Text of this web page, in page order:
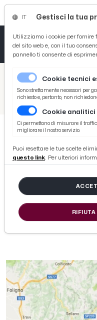
/
Terremoto, sciame sismico
Terremoto,
tregua.
pranzo
di Redazione Picenotime
Gestisci la tua
Utilizziamo i cookie per
del sito web e, con il tuo
pannello ti consente di
Cookie tecnici
Sono strettamente necessari per
richiesto e, pertanto, non
Cookie analitici
Ci permettono di misurare il
migliorare il nostro servizio.
Puoi resettare le tue scelte
questo link. Per ulteriori
Tutto News
Tutto Sport
Basket
Ciclismo
Tutto Curiosità